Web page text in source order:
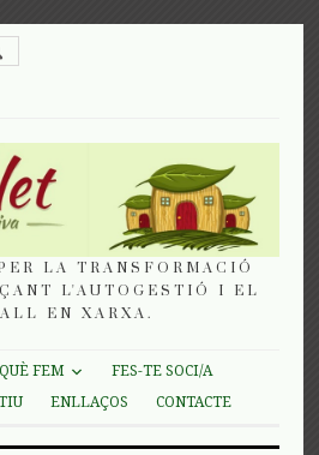
LA TRANSFORMACIÓ
L'AUTOGESTIÓ I EL
EN XARXA.
QUÈ FEM
FES-TE SOCI/A
ENLLAÇOS CONTACTE